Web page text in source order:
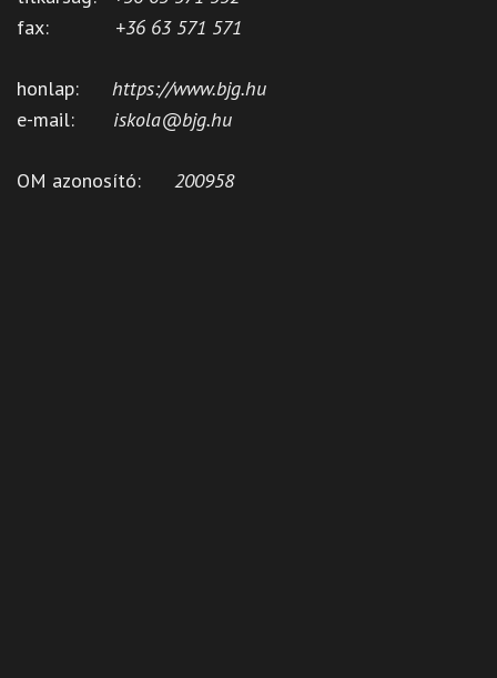
fax: +36 63 571 571
honlap: https://www.bjg.hu
e-mail: iskola@bjg.hu
OM azonosító: 200958